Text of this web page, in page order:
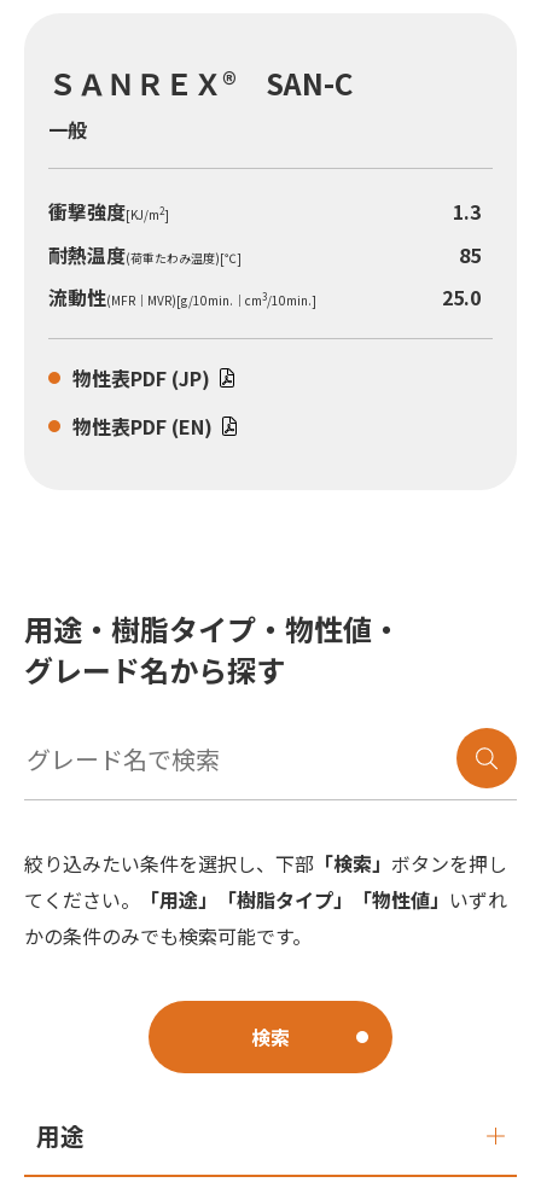
ＳＡＮＲＥＸ® SAN-C
一般
衝撃強度[KJ/m2]
1.3
耐熱温度(荷重たわみ温度)[℃]
85
流動性(MFR｜MVR)[g/10min.｜cm3/10min.] 25.0
物性表PDF (JP)
物性表PDF (EN)
用途・樹脂タイプ・物性値・
グレード名から探す
絞り込みたい条件を選択し、下部 「検索」 ボタンを押し
てください。
「用途」「樹脂タイプ」「物性値」 いずれ
かの条件のみでも検索可能です。
検索
用途